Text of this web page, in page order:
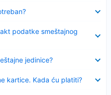
podatke smeštajnog
jedinice?
kartice. Kada ću platiti?